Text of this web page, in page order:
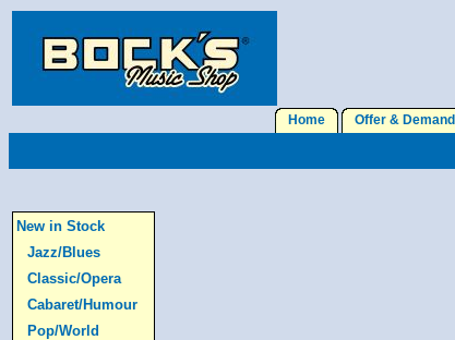
Home Offer & Demand
New in Stock
Jazz/Blues
Classic/Opera
Cabaret/Humour
Pop/World